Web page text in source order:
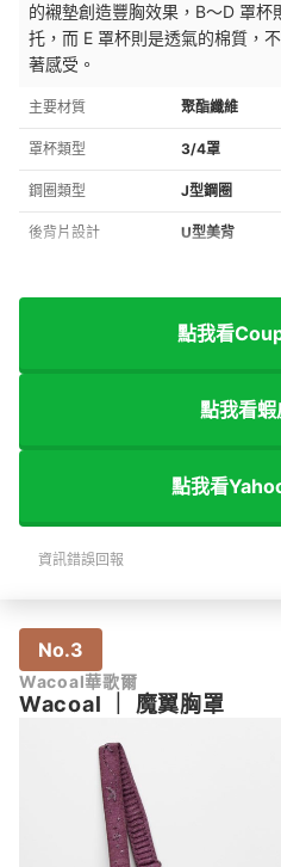
的襯墊創造豐胸效果，B～D 罩杯
托，而 E 罩杯則是透氣的棉質，
著感受。
主要材質 聚酯纖維
罩杯類型 3/4罩
鋼圈類型 J型鋼圈
後背片設計 U型美背
點我看
點我看
點我看
資訊錯誤回報
No.3
Wacoal華歌爾
Wacoal 魔翼胸罩